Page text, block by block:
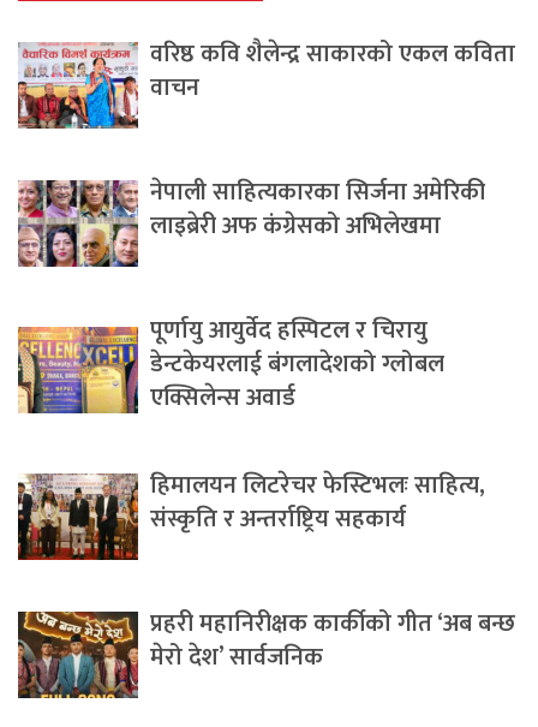
वरिष्ठ कवि शैलेन्द्र साकारको एकल कविता
वाचन
नेपाली साहित्यकारका सिर्जना अमेरिकी
लाइब्रेरी अफ कंग्रेसको अभिलेखमा
पूर्णायु आयुर्वेद हस्पिटल र चिरायु
डेन्टकेयरलाई बंगलादेशको ग्लोबल
एक्सिलेन्स अवार्ड
हिमालयन लिटरेचर फेस्टिभलः साहित्य,
संस्कृति र अन्तर्राष्ट्रिय सहकार्य
प्रहरी महानिरीक्षक कार्कीको गीत ‘अब बन्छ
मेरो देश’ सार्वजनिक